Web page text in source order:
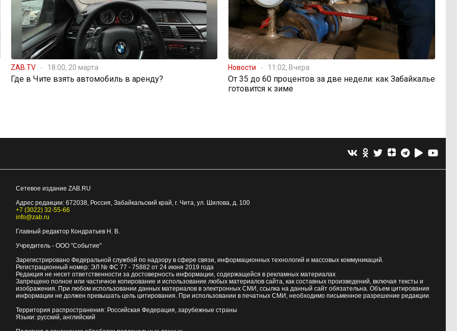
ZAB.TV 18:00, 20 марта
Где в Чите взять автомобиль в аренду?
Новости 11:02, Вчера
От 35 до 60 процентов за две недели: как Забайкалье
готовится к зиме
Сетевое издание ZAB.RU
Адрес редакции: 672038, Россия, Забайкальский край, г. Чита, ул. Шилова, д. 100
+7 (3022) 32-55-66
info@zab.ru
Главный редактор Кондратьев Н. В.
Учредитель - ООО "Событие"
Зарегистрировано Федеральной службой по надзору в сфере связи, информационных технологий и массовых коммуникаций.
Регистрационный номер: ЭЛ № ФС 77 - 75882 от 24 июня 2019 года
Редакция не несет ответственности за достоверность информации, содержащейся в рекламных материалах
Запрещено полное или частичное копирование и использование любых материалов сайта, как составных произведений, включая тексты и
изображения. При любом использовании данных материалов в электронных СМИ, ссылка на данный сайт обязательна. Объем цитирования
информации не должен превышать цель цитирования. При использовании в печатных СМИ, необходимо письменное разрешение редакции.
Территория распространения: Российская Федерация, зарубежные страны
Языки: русский, английский